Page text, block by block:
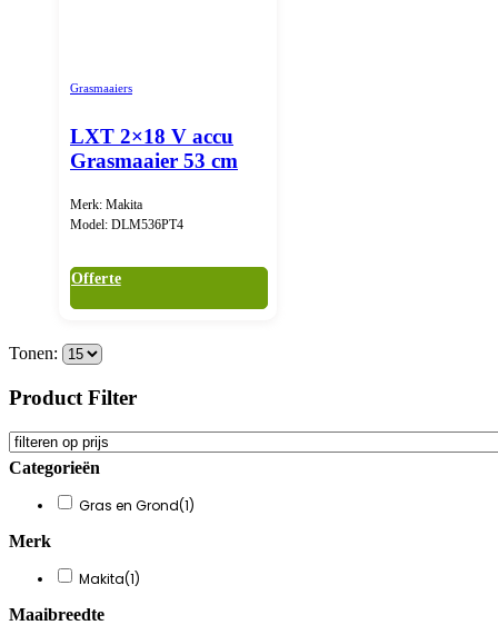
Grasmaaiers
LXT 2×18 V accu
Grasmaaier 53 cm
Merk: Makita
Model: DLM536PT4
Offerte
Tonen:
Product Filter
Categorieën
Gras en Grond(1)
Merk
Makita(1)
Maaibreedte